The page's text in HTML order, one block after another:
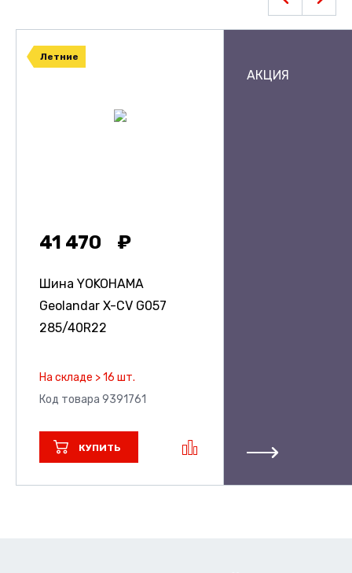
Летние
41 470
Шина YOKOHAMA
Geolandar X-CV G057
285/40R22
На складе > 16 шт.
Код товара 9391761
КУПИТЬ
АКЦИЯ